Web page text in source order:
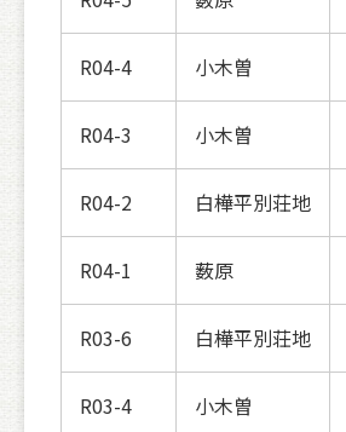
R04-4 小木曽
R04-3 小木曽
R04-2 白樺平別荘地
R04-1 薮原
R03-6 白樺平別荘地
R03-4 小木曽